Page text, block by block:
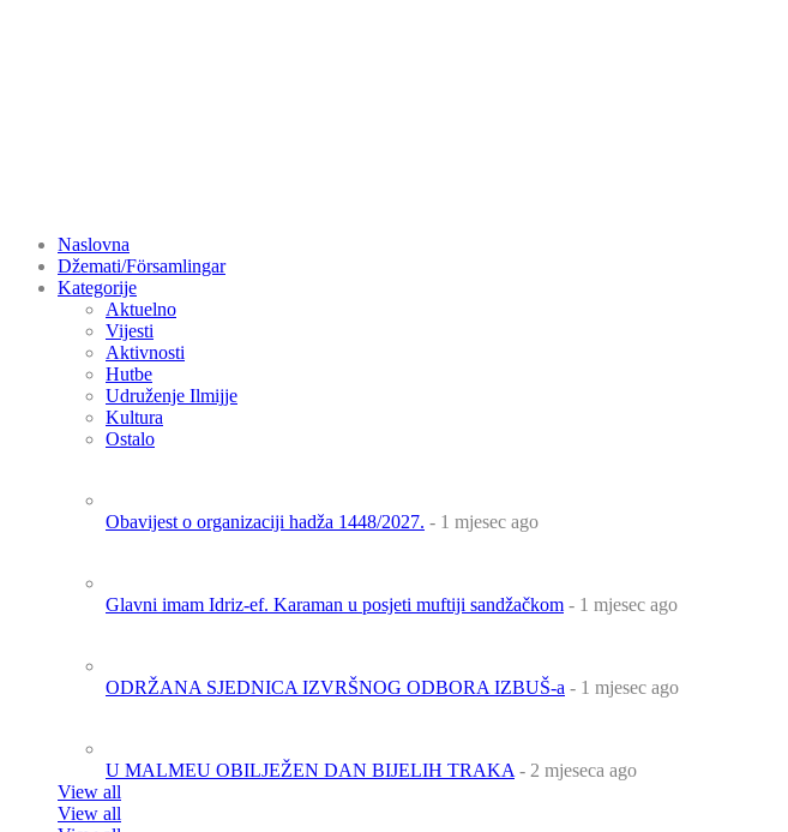
Naslovna
Džemati/Församlingar
Kategorije
Aktuelno
Vijesti
Aktivnosti
Hutbe
Udruženje Ilmijje
Kultura
Ostalo
Obavijest o organizaciji hadža 1448/2027. - 1 mjesec ago
Glavni imam Idriz-ef. Karaman u posjeti muftiji sandžačkom - 1 mjesec ago
ODRŽANA SJEDNICA IZVRŠNOG ODBORA IZBUŠ-a - 1 mjesec ago
U MALMEU OBILJEŽEN DAN BIJELIH TRAKA - 2 mjeseca ago
View all
View all